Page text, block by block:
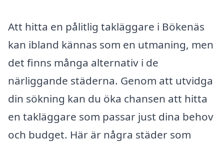
Att hitta en pålitlig takläggare i Bökenäs
kan ibland kännas som en utmaning, men
det finns många alternativ i de
närliggande städerna. Genom att utvidga
din sökning kan du öka chansen att hitta
en takläggare som passar just dina behov
och budget. Här är några städer som